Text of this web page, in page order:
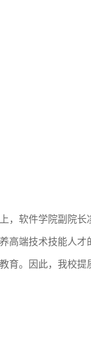
，软件学院副院长
高端技术技能人
育。因此，我校提